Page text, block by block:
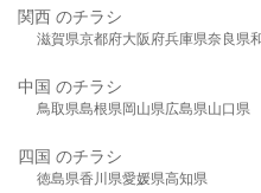
関西 のチラシ
滋賀県京都府大阪府兵庫県奈良県
中国 のチラシ
鳥取県島根県岡山県広島県山口県
四国 のチラシ
徳島県香川県愛媛県高知県